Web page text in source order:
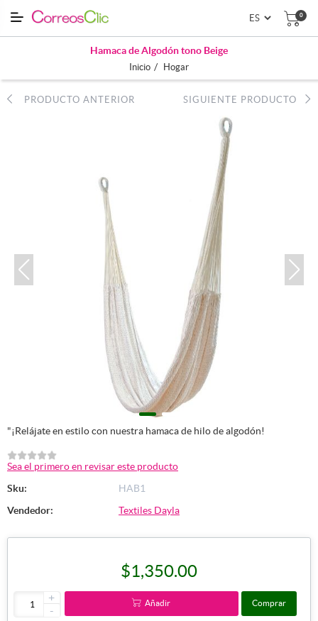
0
Hamaca de Algodón tono Beige
Inicio / Hogar
PRODUCTO ANTERIOR SIGUIENTE PRODUCTO
"¡Relájate en estilo con nuestra hamaca de hilo de algodón!
Sea el primero en revisar este producto
Sku:
HAB1
Vendedor:
Textiles Dayla
$1,350.00
+
-
Añadir Comprar